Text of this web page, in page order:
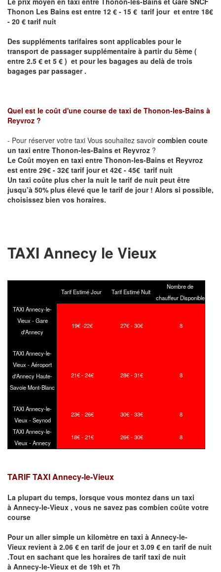
Thonon Les Bains est entre 12 € - 15 € tarif jour et entre 18€
- 20 € tarif nuit
Des suppléments tarifaires sont applicables pour le
transport de passager supplémentaire à partir du 5ème (
entre 2.5 € et 5 € ) et pour les bagages au delà de trois
bagages par passager .
Quel est le coût d'une course de taxi de Thonon-les-Bains à
Reyvroz ?
- Pour réserver votre taxi Vous souhaitez savoir combien coute
un taxi entre Thonon-les-Bains et Reyvroz ?
Le Coût moyen en taxi entre Thonon-les-Bains et Reyvroz
est entre 29€ - 32€ tarif jour et 42€ - 45€ tarif nuit
Un taxi coûte plus cher la nuit le tarif de nuit peut être
jusqu’à 50% plus élevé que le tarif de jour ! Alors si possible,
choisissez bien vos horaires.
TAXI Annecy le Vieux
Tarif Estimé Jour Tarif Estimé Nuit
Nombre de
chauffeur Disponible
TAXI Annecy-le-
Vieux - Gare
d'Annecy
19€ -22€ 27€ - 30€ 8
TAXI Annecy-le-
Vieux - Aéroport
d'Annecy Haute-
Savoie Mont-Blanc
21€ - 24€ 28€ - 31€ 8
TAXI Annecy-le-
Vieux - Seynod
23€ - 26€ 30€ - 33€ 8
TAXI Annecy-le-
Vieux - Annecy
18€ - 21€ 26€ - 30€ 8
TARIF TAXI Annecy-le-Vieux
La plupart du temps, lorsque vous montez dans un taxi
à Annecy-le-Vieux , vous ne savez pas combien coûte votre
course
Pour un aller simple un kilomètre en taxi à Annecy-le-
Vieux revient à 2.06 € en tarif de jour et 3.09 € en tarif de nuit
.Tout en sachant que les horaires de tarif taxi de nuit
à Annecy-le-Vieux et de 19h et 7h